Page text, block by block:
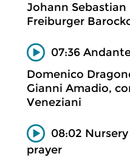
Johann Sebastian
Freiburger
07:36
Domenico
Gianni Amadio,
Veneziani
08:02
prayer